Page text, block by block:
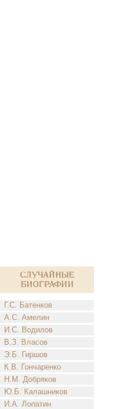
Случайные
биографии
Г.С. Батенков
А.С. Амелин
И.С. Водилов
В.З. Власов
Э.Б. Гиршов
К.В. Гончаренко
Н.М. Добряков
Ю.Б. Калашников
И.А. Лопатин